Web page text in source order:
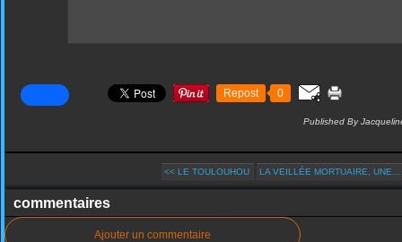
Repost 0
Published By
<< LE TOULOUHOU LA VEILLÉE MORTUAIRE,
commentaires
Ajouter un commentaire